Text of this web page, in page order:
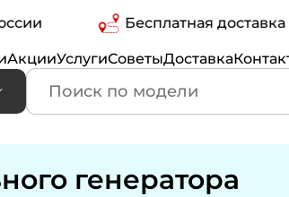
Бесплатная доставка по
АкцииУслугиСоветыДоставка
генератора